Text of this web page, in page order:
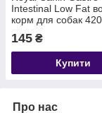
Intestinal Low Fat
корм для собак
145 ₴
Купити
Про нас